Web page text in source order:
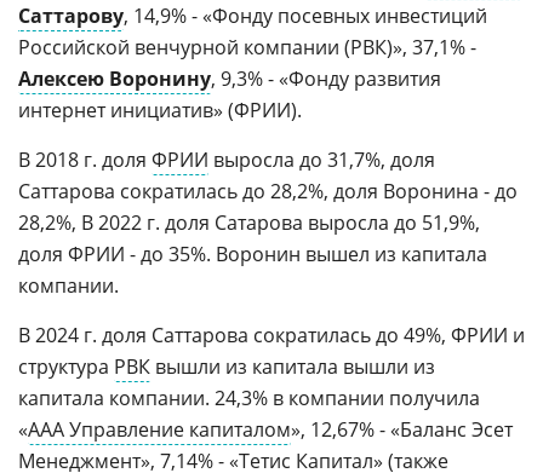
Саттарову, 14,9% - «Фонду посевных инвестиций
Российской венчурной компании (РВК)», 37,1% -
Алексею Воронину, 9,3% - «Фонду развития
интернет инициатив» (ФРИИ).
В 2018 г. доля ФРИИ выросла до 31,7%, доля
Саттарова сократилась до 28,2%, доля Воронина - до
28,2%, В 2022 г. доля Сатарова выросла до 51,9%,
доля ФРИИ - до 35%. Воронин вышел из капитала
компании.
В 2024 г. доля Саттарова сократилась до 49%, ФРИИ и
структура РВК вышли из капитала вышли из
капитала компании. 24,3% в компании получила
«ААА Управление капиталом», 12,67% - «Баланс Эсет
Менеджмент», 7,14% - «Тетис Капитал» (также